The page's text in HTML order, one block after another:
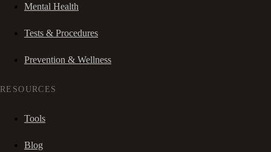
Mental Health
Tests & Procedures
Prevention & Wellness
RESOURCES
Tools
Blog